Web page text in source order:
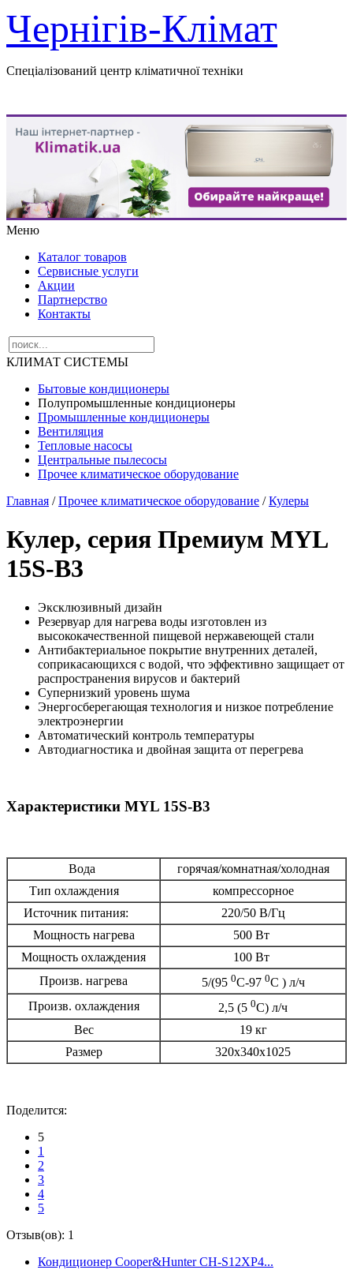
Чернігів-Клімат
Спеціалізований центр кліматичної техніки
Меню
Каталог товаров
Сервисные услуги
Акции
Партнерство
Контакты
КЛИМАТ СИСТЕМЫ
Бытовые кондиционеры
Полупромышленные кондиционеры
Промышленные кондиционеры
Вентиляция
Тепловые насосы
Центральные пылесосы
Прочее климатическое оборудование
Главная /Прочее климатическое оборудование /Кулеры
Кулер, серия Премиум MYL
15S-B3
Эксклюзивный дизайн
Резервуар для нагрева воды изготовлен из
высококачественной пищевой нержавеющей стали
Антибактериальное покрытие внутренних деталей,
соприкасающихся с водой, что эффективно защищает от
распространения вирусов и бактерий
Супернизкий уровень шума
Энергосберегающая технология и низкое потребление
электроэнергии
Автоматический контроль температуры
Автодиагностика и двойная защита от перегрева
Характеристики MYL 15S-B3
Вода
горячая/комнатная/холодная
Тип охлаждения
компрессорное
Источник питания:
220/50 В/Гц
Мощность нагрева
500 Вт
Мощность охлаждения
100 Вт
Произв. нагрева
5/(95 0С-97 0С ) л/ч
Произв. охлаждения
2,5 (5 0С) л/ч
Вес
19 кг
Размер
320х340х1025
Поделится:
5
1
2
3
4
5
Отзыв(ов): 1
Кондиционер Cooper&Hunter CH-S12XP4...